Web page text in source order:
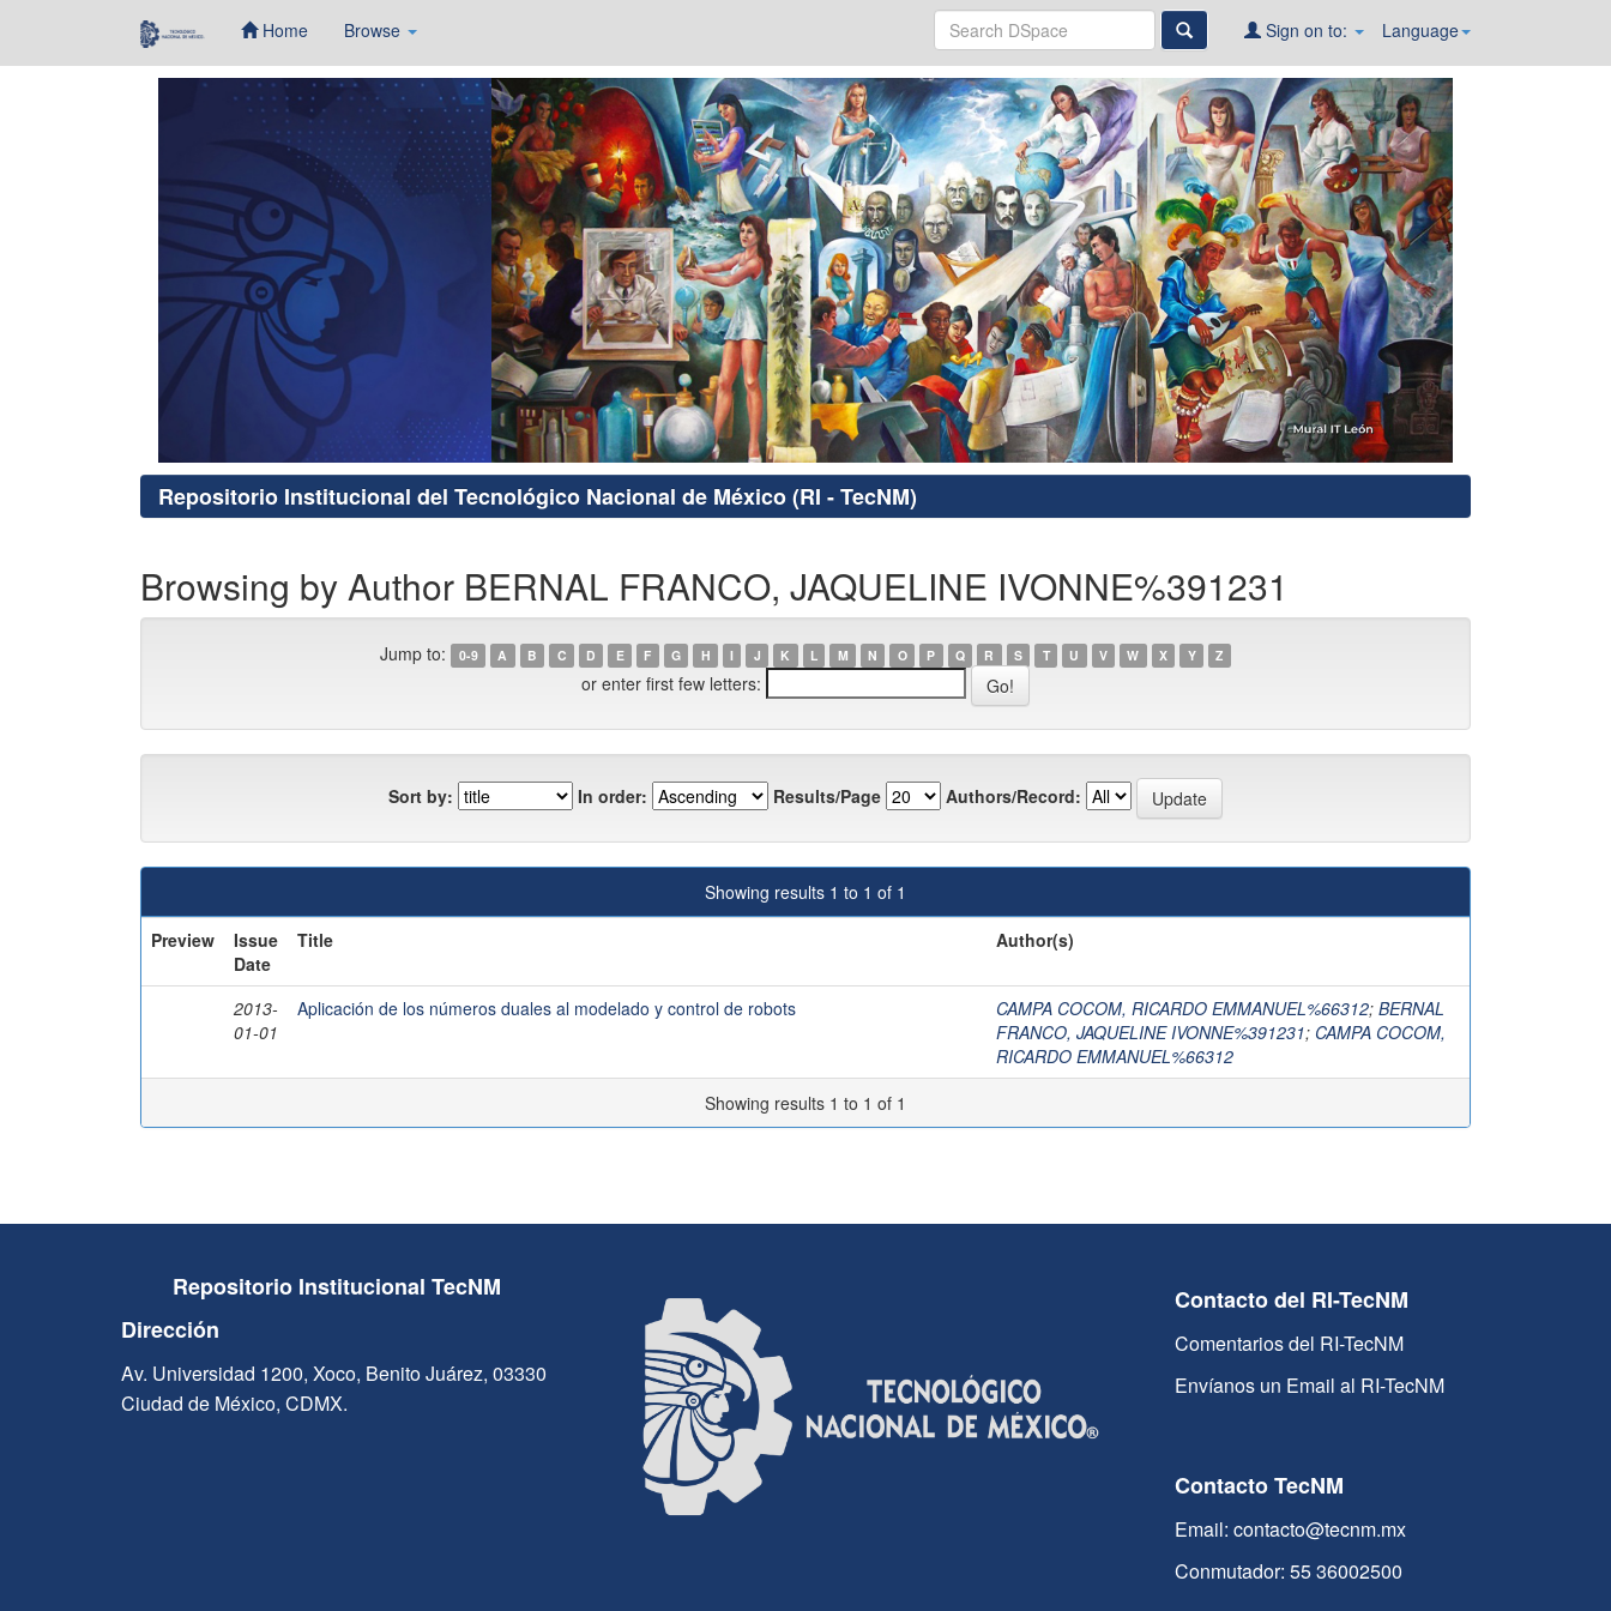
Home Browse Language
Sign on to:
Repositorio Institucional del Tecnológico Nacional de México (RI - TecNM)
Browsing by Author BERNAL FRANCO, JAQUELINE IVONNE%391231
Jump to: 0-9 A B C D E F G H I J K L M N O P Q R S T U V W X Y Z
or enter first few letters:
Sort by: In order: Results/Page Authors/Record:
Showing results 1 to 1 of 1
Preview
Issue
Date
Title Author(s)
2013-
01-01
Aplicación de los números duales al modelado y control de robots CAMPA COCOM, RICARDO EMMANUEL%66312; BERNAL
FRANCO, JAQUELINE IVONNE%391231; CAMPA COCOM,
RICARDO EMMANUEL%66312
Showing results 1 to 1 of 1
Repositorio Institucional TecNM
Dirección
Av. Universidad 1200, Xoco, Benito Juárez, 03330
Ciudad de México, CDMX.
Contacto del RI-TecNM
Comentarios del RI-TecNM
Envíanos un Email al RI-TecNM
Contacto TecNM
Email: contacto@tecnm.mx
Conmutador: 55 36002500